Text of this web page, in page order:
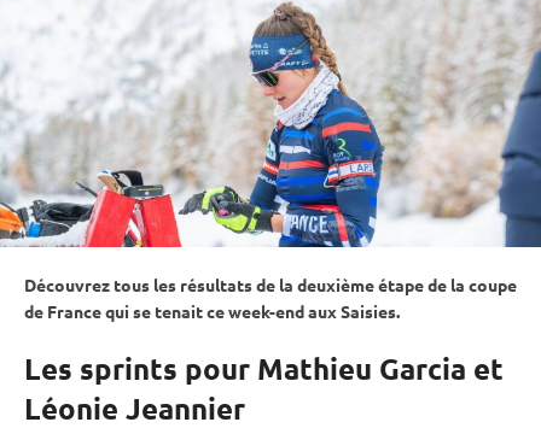
Découvrez tous les résultats de la deuxième étape de la coupe
de France qui se tenait ce week-end aux Saisies.
Les sprints pour Mathieu Garcia et
Léonie Jeannier